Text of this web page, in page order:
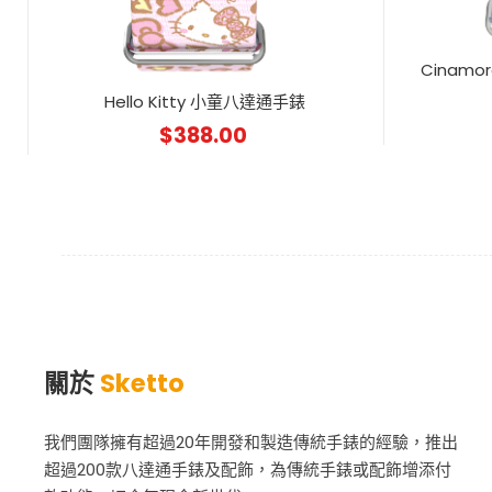
Hello Kitty 小童八達通手錶
$388.00
關於Sketto
我們團隊擁有超過20年開發和製造傳統手錶的經驗，推出
超過200款八達通手錶及配飾，為傳統手錶或配飾增添付